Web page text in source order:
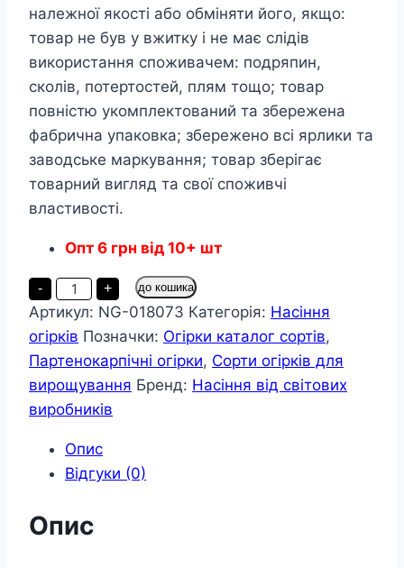
належної якості або обміняти його, якщо:
товар не був у вжитку і не має слідів
використання споживачем: подряпин,
сколів, потертостей, плям тощо; товар
повністю укомплектований та збережена
фабрична упаковка; збережено всі ярлики та
заводське маркування; товар зберігає
товарний вигляд та свої споживчі
властивості.
Опт 6 грн від 10+ шт
-
Огірок
Диво
дивне
пакет
12
насінин
кількість
+ до кошика
Артикул: NG-018073 Категорія: Насіння
огірків Позначки: Огірки каталог сортів,
Партенокарпічні огірки, Сорти огірків для
вирощування Бренд: Насіння від світових
виробників
Опис
Відгуки (0)
Опис